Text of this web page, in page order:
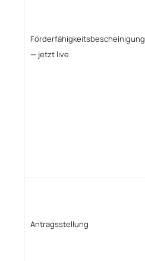
Förderfähigkeitsbescheinigung
— jetzt live
Antragsstellung